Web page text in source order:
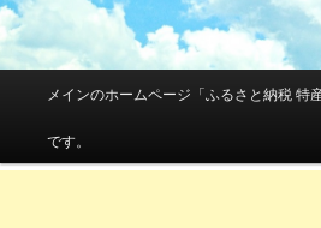
メインコンテンツへ移動
サブコンテンツへ移動
メインのホームページ「ふるさと納税 特
です。